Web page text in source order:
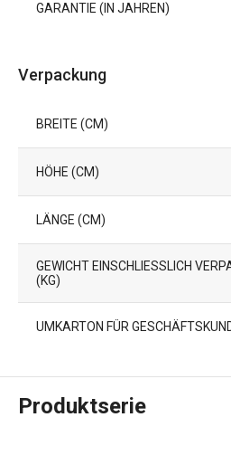
GARANTIE (IN JAHREN)
Verpackung
BREITE (CM)
HÖHE (CM)
LÄNGE (CM)
GEWICHT EINSCHLIESSLICH
KG)
UMKARTON FÜR
Produktserie